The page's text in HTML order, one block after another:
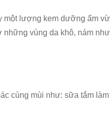
một lượng kem dưỡng ẩm
vùng da khô, nám
cùng mùi như: sữa tắm